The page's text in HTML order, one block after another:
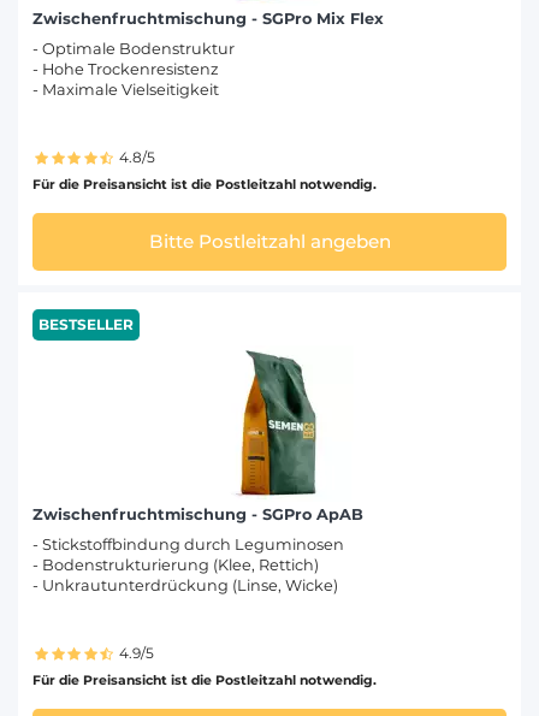
Zwischenfruchtmischung - SGPro Mix Flex
- Optimale Bodenstruktur
- Hohe Trockenresistenz
- Maximale Vielseitigkeit
4.8/5
Für die Preisansicht ist die Postleitzahl notwendig.
Bitte Postleitzahl angeben
BESTSELLER
Zwischenfruchtmischung - SGPro ApAB
- Stickstoffbindung durch Leguminosen
- Bodenstrukturierung (Klee, Rettich)
- Unkrautunterdrückung (Linse, Wicke)
4.9/5
Für die Preisansicht ist die Postleitzahl notwendig.